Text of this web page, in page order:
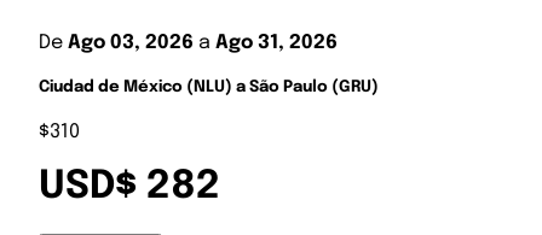
De Ago 03, 2026 a Ago 31, 2026
Ciudad de México (NLU) a São Paulo (GRU)
$310
USD$ 282